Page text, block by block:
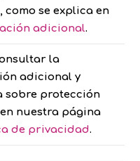
como se explica en
adicional.
la
adicional y
sobre protección
nuestra página
de privacidad.